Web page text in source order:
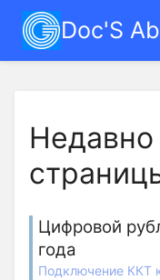
Doc'S
Цифровой
года
Подключение ККТ